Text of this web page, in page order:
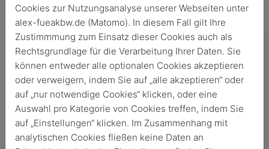
Zurück 13. Feb. 2024 Publikationen
Cookies zur Nutzungsanalyse unserer Webseiten unter
alex-fueakbw.de (Matomo). In diesem Fall gilt Ihre
Zustimmmung zum Einsatz dieser Cookies auch als
Rechtsgrundlage für die Verarbeitung Ihrer Daten. Sie
können entweder alle optionalen Cookies akzeptieren
oder verweigern, indem Sie auf „alle akzeptieren“ oder
auf „nur notwendige Cookies“ klicken, oder eine
Auswahl pro Kategorie von Cookies treffen, indem Sie
auf „Einstellungen“ klicken. Im Zusammenhang mit
analytischen Cookies fließen keine Daten an